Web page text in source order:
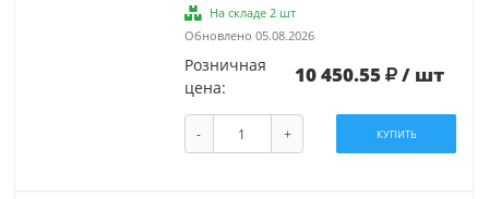
На складе 2 шт
Обновлено 05.08.2026
Розничная
цена:
10 450.55 / шт
- + КУПИТЬ